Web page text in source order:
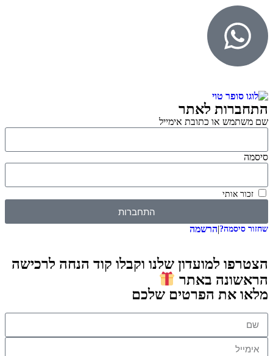
התחברות לאתר
שם משתמש או כתובת אימייל
סיסמה
זכור אותי
התחברות
שחזור סיסמה?|הרשמה
הצטרפו למועדון שלנו וקבלו קוד הנחה לרכישה
הראשונה באתר
מלאו את הפרטים שלכם